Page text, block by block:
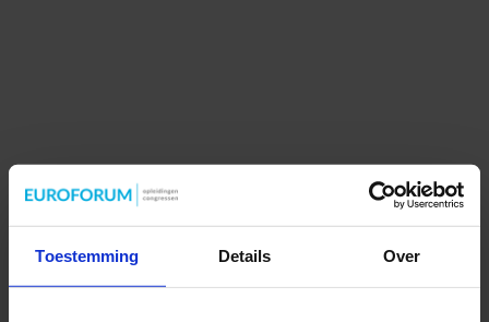
Toestemming Details Over